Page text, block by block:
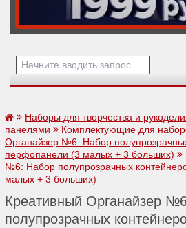
Наборы для творчества и
панелями
Комплектующие для
Органайзер №6: Набор
перфопанели (3 малых + 3 больших)
№6: Набор полупрозрачных
малых + 3 больших)
Креативный Органайзер
полупрозрачных